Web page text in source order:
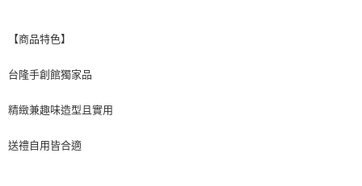
【關於「AFTEE先享後付」】
AFTEE先享後付是「在收到商品之後才付款」的支付方式。 讓您購物簡單
１．簡單：不需註冊會員、不需綁卡、不需儲值。
３．安心：先確認商品／服務後，再付款。
１．於結帳方式選擇「AFTEE先享後付」後，將跳轉至「AFTEE先享後付」
ATM付款
運送方式
全家取貨付款
【商品特色】
台隆手創館獨家品
精緻兼趣味造型且實用
送禮自用皆合適